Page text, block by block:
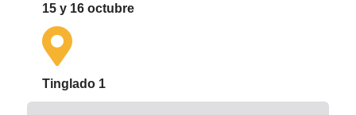
15 y 16 octubre
Tinglado 1